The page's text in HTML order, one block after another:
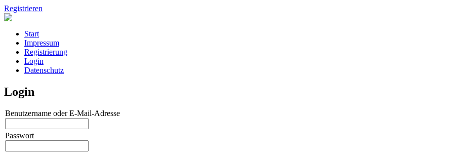
Registrieren
Start
Impressum
Registrierung
Login
Datenschutz
Login
Benutzername oder E-Mail-Adresse
Passwort